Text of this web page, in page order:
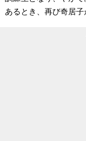
あるとき、再び奇居